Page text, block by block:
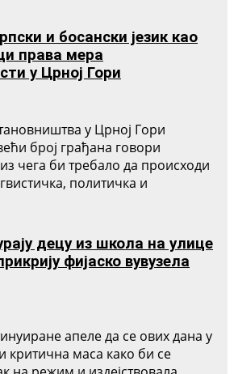
и босански језик као
права мера
у Црној Гори
у Црној Гори
број грађана говори
чега би требало да происходи
политичка и
децу из школа на улице
фијаско вувузела
апеле да се ових дана у
критична маса како би се